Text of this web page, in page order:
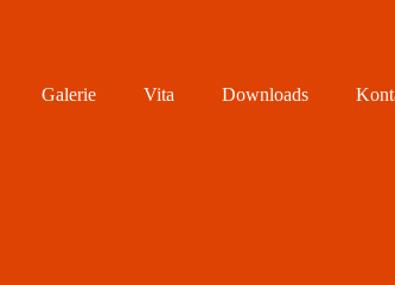
Galerie Vita Downloads